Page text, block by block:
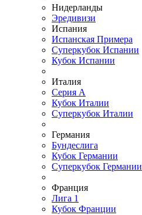
Нидерланды
Эредивизи
Испания
Испанская Примера
Суперкубок Испании
Кубок Испании
Италия
Серия А
Кубок Италии
Суперкубок Италии
Германия
Бундеслига
Кубок Германии
Суперкубок Германии
Франция
Лига 1
Кубок Франции